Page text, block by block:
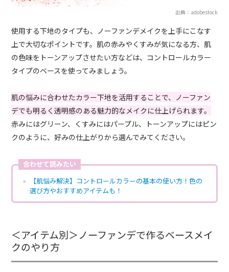
出典：adobestock
使用する下地のタイプも、ノーファンデメイクを上手にこなす
上で大切なポイントです。肌の赤みやくすみが気になる方、肌
の色味をトーンアップさせたい方などは、コントロールカラー
タイプのベースを使ってみましょう。
肌の悩みに合わせたカラー下地を活用することで、ノーファン
デでも明るく透明感のある魅力的なメイクに仕上げられます。
赤みにはグリーン、くすみにはパープル、トーンアップにはピン
クのように、好みの仕上がりから選んでみてください。
合わせて読みたい
【肌悩み解決】コントロールカラーの基本の使い方！色の
選び方やおすすめアイテムも！
＜アイテム別＞ノーファンデで作るベースメイ
クのやり方